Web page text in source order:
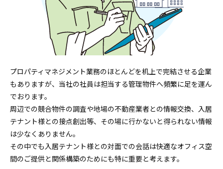
プロパティマネジメント業務のほとんどを机上で完結させる企業
もありますが、当社の社員は担当する管理物件へ頻繁に足を運ん
でおります。
周辺での競合物件の調査や地場の不動産業者との情報交換、入居
テナント様との接点創出等、その場に行かないと得られない情報
は少なくありません。
その中でも入居テナント様との対面での会話は快適なオフィス空
間のご提供と関係構築のためにも特に重要と考えます。